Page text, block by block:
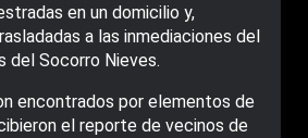
en un domicilio y,
a las inmediaciones del
del Socorro Nieves.
encontrados por elementos de
el reporte de vecinos de